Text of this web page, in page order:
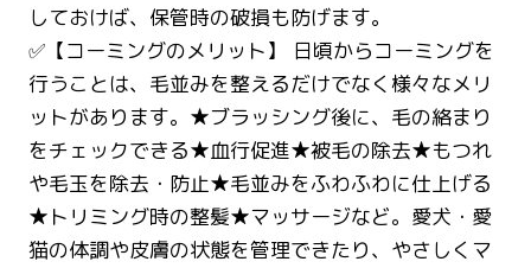
しておけば、保管時の破損も防げます。
✅【コーミングのメリット】 日頃からコーミングを
行うことは、毛並みを整えるだけでなく様々なメリ
ットがあります。★ブラッシング後に、毛の絡まり
をチェックできる★血行促進★被毛の除去★もつれ
や毛玉を除去・防止★毛並みをふわふわに仕上げる
★トリミング時の整髪★マッサージなど。愛犬・愛
猫の体調や皮膚の状態を管理できたり、やさしくマ